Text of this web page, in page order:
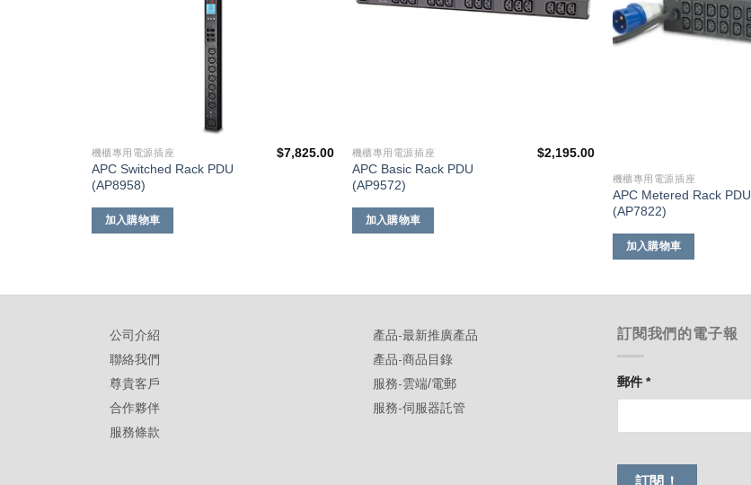
機櫃專用電源插座
APC Switched Rack PDU
(AP8958)
$7,825.00
加入購物車
機櫃專用電源插座
APC Basic Rack PDU
(AP9572)
$2,195.00
加入購物車
機櫃專用電源插座
APC Metered Rack PDU
(AP7822)
加入購物車
公司介紹
聯絡我們
尊貴客戶
合作夥伴
服務條款
產品-最新推廣產品
產品-商品目錄
服務-雲端/電郵
服務-伺服器託管
訂閱我們的電子報
郵件*